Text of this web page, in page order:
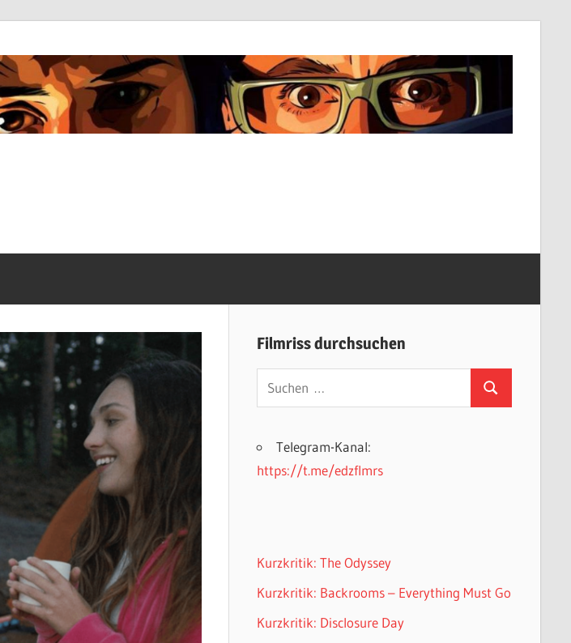
Filmriss durchsuchen
Suchen
nach:
Suchen
Telegram-Kanal:
https://t.me/edzflmrs
Kurzkritik: The Odyssey
Kurzkritik: Backrooms – Everything Must Go
Kurzkritik: Disclosure Day